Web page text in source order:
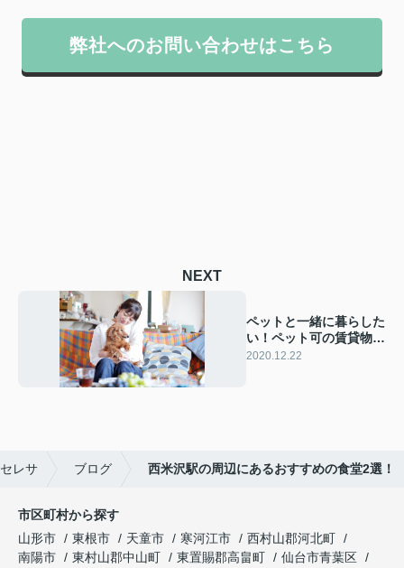
弊社へのお問い合わせはこちら
NEXT
ペットと一緒に暮らした
い！ペット可の賃貸物件
の探し方とは
2020.12.22
レサ ブログ 西米沢駅の周辺にあるおすすめの食堂2選！
市区町村から探す
山形市
東根市 天童市 寒河江市
西村山郡河北町
南陽市
東村山郡中山町 東置賜郡高畠町
仙台市青葉区